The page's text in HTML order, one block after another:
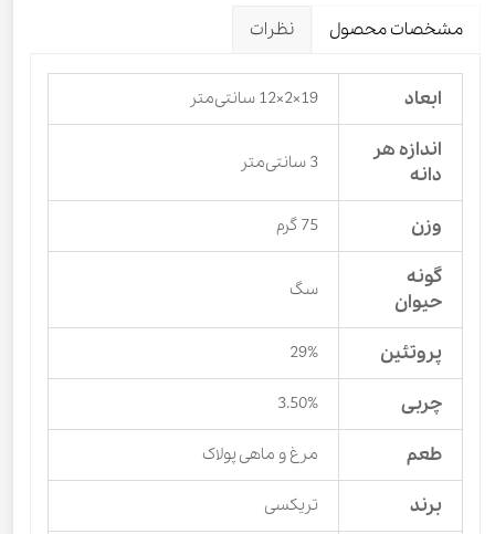
مشخصات محصول نظرات
ابعاد 19×2×12 سانتی‌متر
اندازه هر
دانه
3 سانتی‌متر
وزن 75 گرم
گونه
حیوان
سگ
پروتئین 29%
چربی 3.50%
طعم مرغ و ماهی پولاک
برند تریکسی